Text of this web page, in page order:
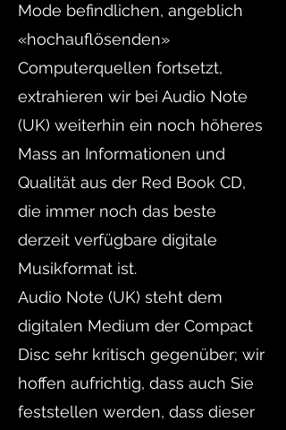
Mode befindlichen, angeblich
«hochauflösenden»
Computerquellen fortsetzt,
extrahieren wir bei Audio Note
(UK) weiterhin ein noch höheres
Mass an Informationen und
Qualität aus der Red Book CD,
die immer noch das beste
derzeit verfügbare digitale
Musikformat ist.
Audio Note (UK) steht dem
digitalen Medium der Compact
Disc sehr kritisch gegenüber; wir
hoffen aufrichtig, dass auch Sie
feststellen werden, dass dieser